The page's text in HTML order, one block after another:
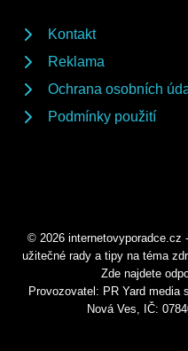
Kontakt
Reklama
Ochrana osobních
Podmínky použití
© 2026 internetovyporadce.cz
užitečné rady a tipy na téma
Zde najdete
Provozovatel: PR Yard media
Nová Ves, IČ: